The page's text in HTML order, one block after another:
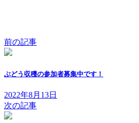
前の記事
ぶどう収穫の参加者募集中です！
2022年8月13日
次の記事